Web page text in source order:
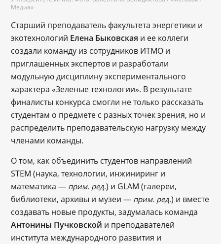
Медиа»
Старший преподаватель факультета энергетики и
экотехнологий Елена Быковская и ее коллеги
создали команду из сотрудников ИТМО и
приглашенных экспертов и разработали
модульную дисциплину экспериментального
характера «Зеленые технологии». В результате
финалисты конкурса смогли не только рассказать
студентам о предмете с разных точек зрения, но и
распределить преподавательскую нагрузку между
членами команды.
О том, как объединить студентов направлений
STEM (наука, технологии, инжиниринг и
математика — прим. ред.) и GLAM (галереи,
библиотеки, архивы и музеи — прим. ред.) и вместе
создавать новые продукты, задумалась команда
Антонины Пучковской и преподавателей
института международного развития и